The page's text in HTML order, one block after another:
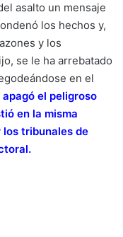
asalto un mensaje
los hechos y,
y los
se le ha arrebatado
en el
el peligroso
en la misma
tribunales de